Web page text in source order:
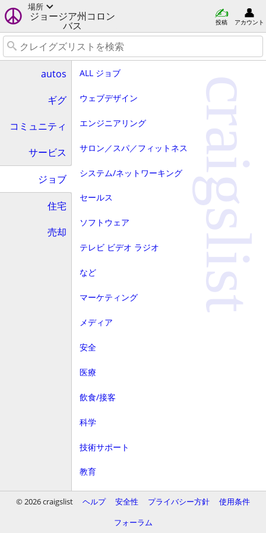
場所
ジョージア州コロン
バス 投稿 アカウント
autos
ギグ
コミュニティ
サービス
ジョブ
住宅
売却
ALL ジョブ
ウェブデザイン
エンジニアリング
サロン／スパ／フィットネス
システム/ネットワーキング
セールス
ソフトウェア
テレビ ビデオ ラジオ
など
マーケティング
メディア
安全
医療
飲食/接客
科学
技術サポート
教育
顧客サービス
craigslist
© 2026 craigslist ヘルプ 安全性 プライバシー方針
使用条件
フォーラム